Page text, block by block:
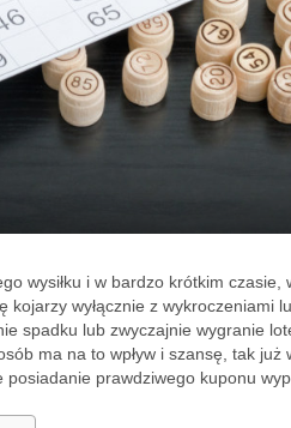
wysiłku i w bardzo krótkim
kojarzy wyłącznie z wykroczeniami
spadku lub zwyczajnie wygranie
ma na to wpływ i szansę, tak
prawdziwego kuponu